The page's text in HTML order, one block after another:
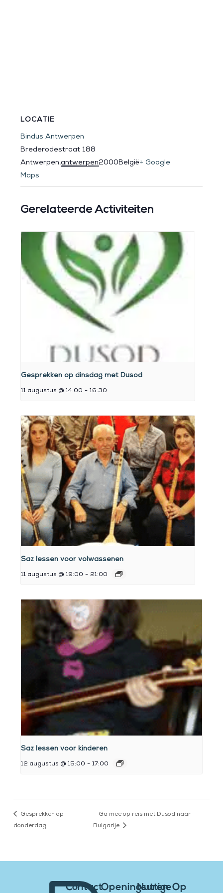
LOCATIE
Bindus Antwerpen
Brederodestraat 188
Antwerpen,antwerpen2000België+ Google
Maps
Gerelateerde Activiteiten
Gesprekken op dinsdag met Dusod
11 augustus @ 14:00 - 16:30
Saz lessen voor volwassenen
11 augustus @ 19:00 - 21:00
Saz lessen voor kinderen
12 augustus @ 15:00 - 17:00
Gesprekken op
donderdag
Ga mee op reis met Dusod naar
Bulgarije
ContactOpeningsuren
NuttigeOp